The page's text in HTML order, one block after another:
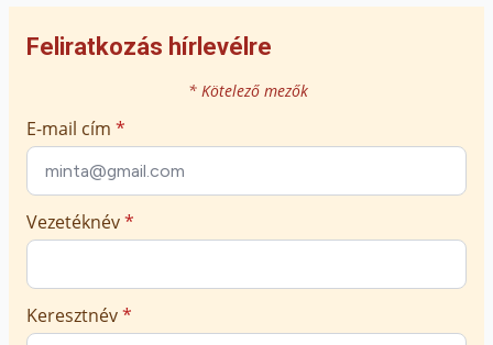
Feliratkozás hírlevélre
* Kötelező mezők
E-mail cím *
Vezetéknév*
Keresztnév*